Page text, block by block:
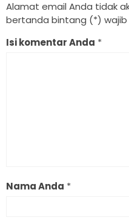
Alamat email Anda tidak
bertanda bintang (*) wajib
Isi komentar Anda *
Nama Anda *